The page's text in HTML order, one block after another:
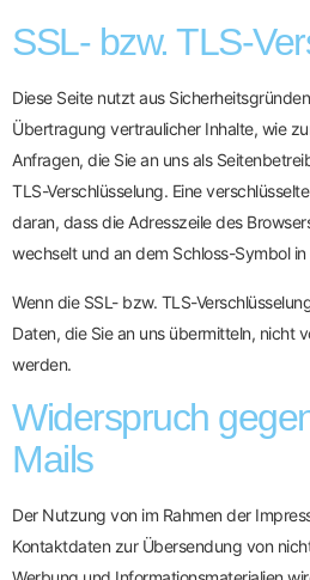
SSL- bzw. TLS-
Diese Seite nutzt aus
Übertragung vertraulicher Inhalte, wie
Anfragen, die Sie an uns als
TLS-Verschlüsselung. Eine
daran, dass die Adresszeile des
wechselt und an dem Schloss-Symbol in
Wenn die SSL- bzw. TLS-
Daten, die Sie an uns übermitteln, nicht
werden.
Widerspruch
Mails
Der Nutzung von im Rahmen der
Kontaktdaten zur Übersendung von